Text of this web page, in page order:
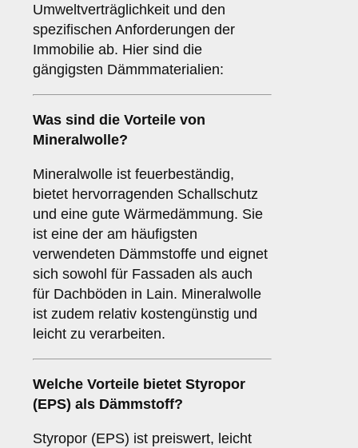
Umweltverträglichkeit und den
spezifischen Anforderungen der
Immobilie ab. Hier sind die
gängigsten Dämmmaterialien:
Was sind die Vorteile von
Mineralwolle?
Mineralwolle ist feuerbeständig,
bietet hervorragenden Schallschutz
und eine gute Wärmedämmung. Sie
ist eine der am häufigsten
verwendeten Dämmstoffe und eignet
sich sowohl für Fassaden als auch
für Dachböden in Lain. Mineralwolle
ist zudem relativ kostengünstig und
leicht zu verarbeiten.
Welche Vorteile bietet Styropor
(EPS) als Dämmstoff?
Styropor (EPS) ist preiswert, leicht